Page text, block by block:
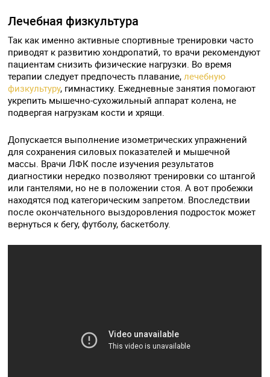
Лечебная физкультура
Так как именно активные спортивные тренировки часто
приводят к развитию хондропатий, то врачи рекомендуют
пациентам снизить физические нагрузки. Во время
терапии следует предпочесть плавание,лечебную
физкультуру, гимнастику. Ежедневные занятия помогают
укрепить мышечно-сухожильный аппарат колена, не
подвергая нагрузкам кости и хрящи.
Допускается выполнение изометрических упражнений
для сохранения силовых показателей и мышечной
массы. Врачи ЛФК после изучения результатов
диагностики нередко позволяют тренировки со штангой
или гантелями, но не в положении стоя. А вот пробежки
находятся под категорическим запретом. Впоследствии
после окончательного выздоровления подросток может
вернуться к бегу, футболу, баскетболу.